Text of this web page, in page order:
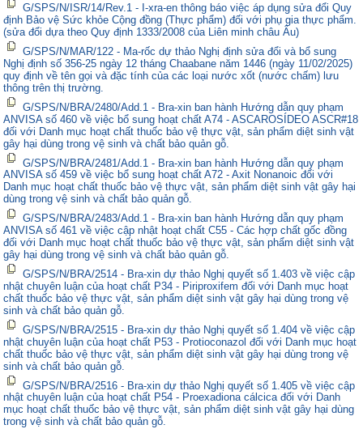
G/SPS/N/ISR/14/Rev.1 - I-xra-en thông báo việc áp dụng sửa đổi Quy
định Bảo vệ Sức khỏe Cộng đồng (Thực phẩm) đối với phụ gia thực phẩm.
(sửa đổi dựa theo Quy định 1333/2008 của Liên minh châu Âu)
G/SPS/N/MAR/122 - Ma-rốc dự thảo Nghị định sửa đổi và bổ sung
Nghị định số 356-25 ngày 12 tháng Chaabane năm 1446 (ngày 11/02/2025)
quy định về tên gọi và đặc tính của các loại nước xốt (nước chấm) lưu
thông trên thị trường.
G/SPS/N/BRA/2480/Add.1 - Bra-xin ban hành Hướng dẫn quy phạm
ANVISA số 460 về việc bổ sung hoạt chất A74 - ASCAROSÍDEO ASCR#18
đối với Danh mục hoạt chất thuốc bảo vệ thực vật, sản phẩm diệt sinh vật
gây hại dùng trong vệ sinh và chất bảo quản gỗ.
G/SPS/N/BRA/2481/Add.1 - Bra-xin ban hành Hướng dẫn quy phạm
ANVISA số 459 về việc bổ sung hoạt chất A72 - Axit Nonanoic đối với
Danh mục hoạt chất thuốc bảo vệ thực vật, sản phẩm diệt sinh vật gây hại
dùng trong vệ sinh và chất bảo quản gỗ.
G/SPS/N/BRA/2483/Add.1 - Bra-xin ban hành Hướng dẫn quy phạm
ANVISA số 461 về việc cập nhật hoạt chất C55 - Các hợp chất gốc đồng
đối với Danh mục hoạt chất thuốc bảo vệ thực vật, sản phẩm diệt sinh vật
gây hại dùng trong vệ sinh và chất bảo quản gỗ.
G/SPS/N/BRA/2514 - Bra-xin dự thảo Nghị quyết số 1.403 về việc cập
nhật chuyên luận của hoạt chất P34 - Piriproxifem đối với Danh mục hoạt
chất thuốc bảo vệ thực vật, sản phẩm diệt sinh vật gây hại dùng trong vệ
sinh và chất bảo quản gỗ.
G/SPS/N/BRA/2515 - Bra-xin dự thảo Nghị quyết số 1.404 về việc cập
nhật chuyên luận của hoạt chất P53 - Protioconazol đối với Danh mục hoạt
chất thuốc bảo vệ thực vật, sản phẩm diệt sinh vật gây hại dùng trong vệ
sinh và chất bảo quản gỗ.
G/SPS/N/BRA/2516 - Bra-xin dự thảo Nghị quyết số 1.405 về việc cập
nhật chuyên luận của hoạt chất P54 - Proexadiona cálcica đối với Danh
mục hoạt chất thuốc bảo vệ thực vật, sản phẩm diệt sinh vật gây hại dùng
trong vệ sinh và chất bảo quản gỗ.